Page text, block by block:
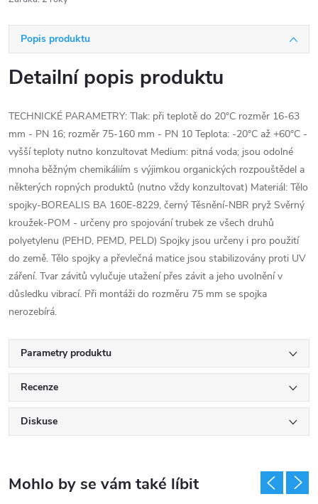
Popis produktu
Detailní popis produktu
TECHNICKÉ PARAMETRY: Tlak: při teplotě do 20°C rozměr 16-63
mm - PN 16; rozměr 75-160 mm - PN 10 Teplota: -20°C až +60°C -
vyšší teploty nutno konzultovat Medium: pitná voda; jsou odolné
mnoha běžným chemikáliím s výjimkou organických rozpouštědel a
některých ropných produktů (nutno vždy konzultovat) Materiál: Tělo
spojky-BOREALIS BA 160E-8229, černý Těsnění-NBR pryž Svěrný
kroužek-POM - určeny pro spojování trubek ze všech druhů
polyetylenu (PEHD, PEMD, PELD) Spojky jsou určeny i pro použití
do země. Tělo spojky a převlečná matice jsou stabilizovány proti UV
záření. Tvar závitů vylučuje utažení přes závit a jeho uvolnění v
důsledku vibrací. Při montáži do rozměru 75 mm se spojka
nerozebírá.
Parametry produktu
Recenze
Diskuse